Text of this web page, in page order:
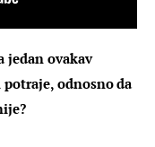
jedan ovakav
odnosno da